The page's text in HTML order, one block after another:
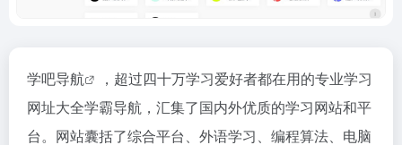
学吧导航
，超过四十万学习爱好者都在用的专业学习
网址大全学霸导航，汇集了国内外优质的学习网站和平
台。网站囊括了综合平台、外语学习、编程算法、电脑